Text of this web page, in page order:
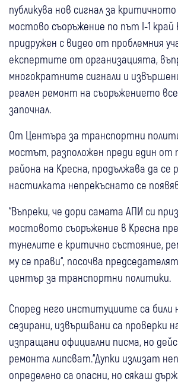
публикува нов сигнал за
мостово съоръжение по път I-1 край
придружен с видео от проблемния
експертите от организацията,
многократните сигнали и
реален ремонт на съоръжението
започнал.
От Центъра за транспортни
мостът, разположен преди един от
района на Кресна, продължава да се
настилката непрекъснато се
“Въпреки, че дори самата АПИ си
мостовото съоръжение в Кресна
тунелите е критично състояние,
му се прави“, посочва
център за транспортни политики.
Според него институциите са били
сезирани, извършвани са проверки
изпращани официални писма, но
ремонта липсват.“Дупки излизат
определено са опасни, но сякаш